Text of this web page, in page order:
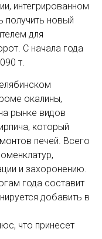
интегрированном
получить новый
для
С начала года
т.
окалины,
рынке видов
который
печей. Всего
и захоронению.
года составит
добавить в
что принесет